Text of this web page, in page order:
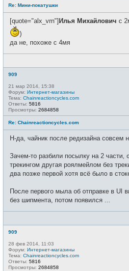
Re: Мини-покатушки
[quote="alx_vrn"]Илья Михайлович с
)
да не, похоже с 4мя
909
21 мар 2014, 15:38
Форум: Интернет-магазины
Тема: Chainreactioncycles.com
Ответы: 5816
Просмотры: 2684858
Re: Chainreactioncycles.com
Н-да, чайник после редизайна совсем
Зачем-то разбили посылку на 2 части,
трекингом другая роялмейлом без
два позже первой хотя всё было в
После первого мыла об отправке в UI
без шипмента, потом появился ...
909
28 фев 2014, 11:03
Форум: Интернет-магазины
Тема: Chainreactioncycles.com
Ответы: 5816
Просмотры: 2684858